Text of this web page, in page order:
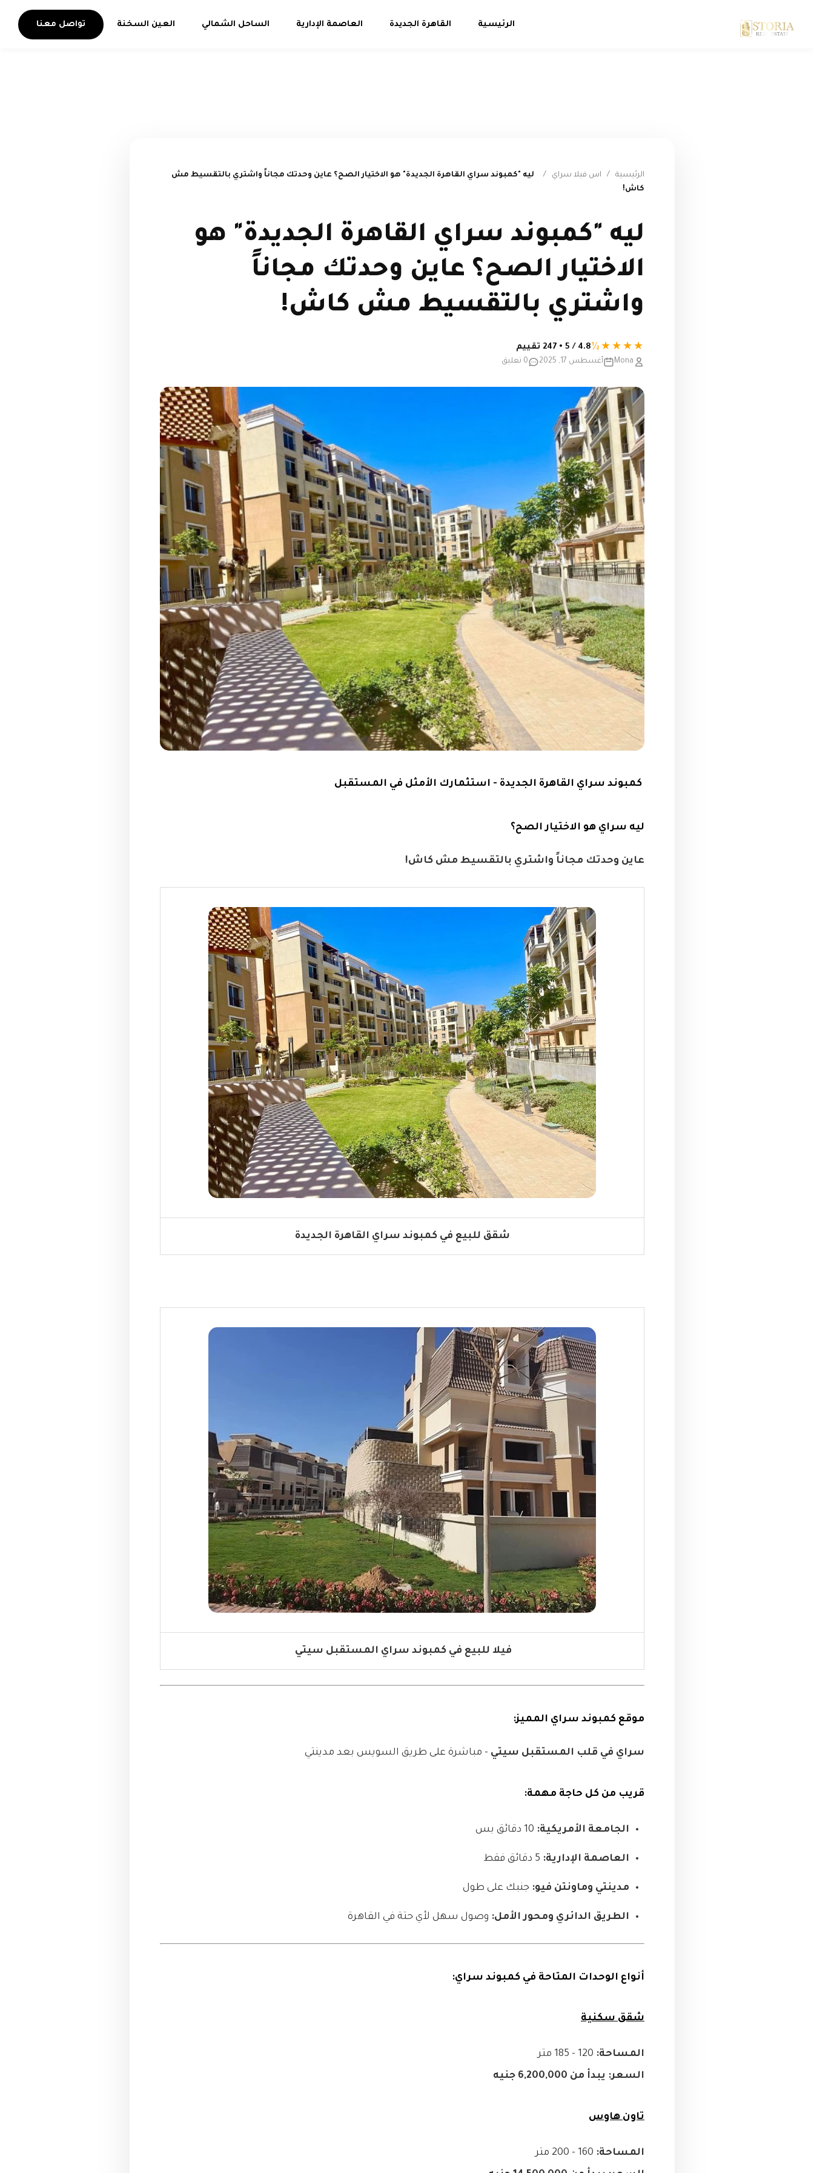
الرئيسية القاهرة الجديدة العاصمة الإدارية الساحل الشمالي العين السخنة تواصل معنا
الرئيسية / اس فيلا سراي /
ليه "كمبوند سراي القاهرة الجديدة" هو الاختيار الصح؟ عاين وحدتك مجاناً واشتري بالتقسيط مش
كاش!
ليه "كمبوند سراي القاهرة الجديدة" هو
الاختيار الصح؟ عاين وحدتك مجاناً
واشتري بالتقسيط مش كاش!
★★★★½4.8 / 5 • 247 تقييم
Mona أغسطس 17, 2025 0 تعليق
كمبوند سراي القاهرة الجديدة - استثمارك الأمثل في المستقبل
ليه سراي هو الاختيار الصح؟
عاين وحدتك مجاناً واشتري بالتقسيط مش كاش!
شقق للبيع في كمبوند سراي القاهرة الجديدة
فيلا للبيع في كمبوند سراي المستقبل سيتي
موقع كمبوند سراي المميز:
سراي في قلب المستقبل سيتي - مباشرة على طريق السويس بعد مدينتي
قريب من كل حاجة مهمة:
الجامعة الأمريكية:
العاصمة الإدارية:
مدينتي وماونتن فيو: جنبك على طول
الطريق الدائري ومحور الأمل: وصول سهل لأي حتة في القاهرة
أنواع الوحدات المتاحة في كمبوند سراي:
شقق سكنية
المساحة:
السعر: يبدأ من 6,200,000 جنيه
تاون هاوس
المساحة: